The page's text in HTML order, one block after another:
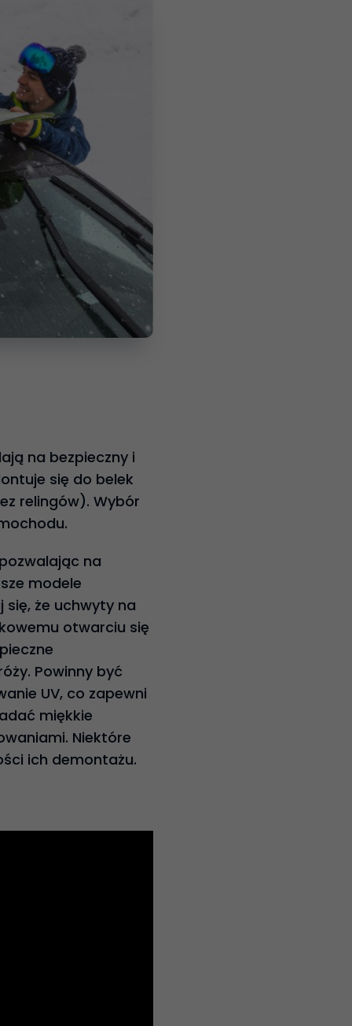
na bezpieczny i
się do belek
relingów). Wybór
na
modele
że uchwyty na
otwarciu się
Powinny być
UV, co zapewni
miękkie
Niektóre
ich demontażu.